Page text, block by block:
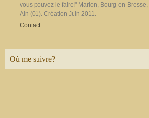
vous pouvez le faire!" Marion, Bourg-en-Bresse,
Ain (01). Création Juin 2011.
Contact
Où me suivre?